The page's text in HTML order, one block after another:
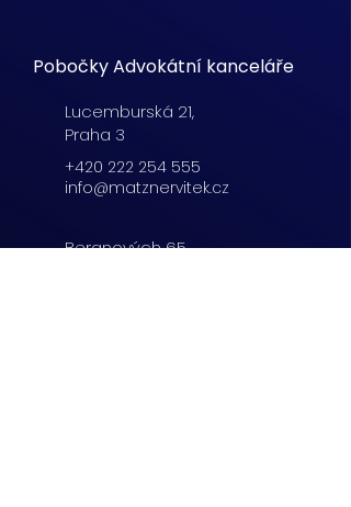
Pobočky Advokátní kanceláře
Lucemburská 21,
Praha 3
+420 222 254 555
info@matznervitek.cz
Beranových 65,